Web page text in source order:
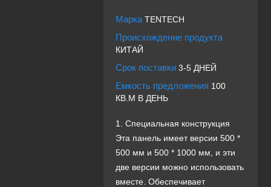
Марка TENTECH
Происхождение продукта
КИТАЙ
Срок поставки 3-5 ДНЕЙ
Емкость предложения 100
КВ.М В ДЕНЬ
1. Специальная конструкция
Эта панель имеет версии 500 *
500 мм и 500 * 1000 мм, и эти
две версии можно использовать
вместе. Обеспечивает